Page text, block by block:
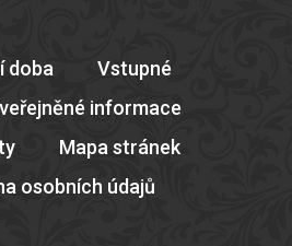
doba
Vstupné
informace
Mapa stránek
osobních údajů